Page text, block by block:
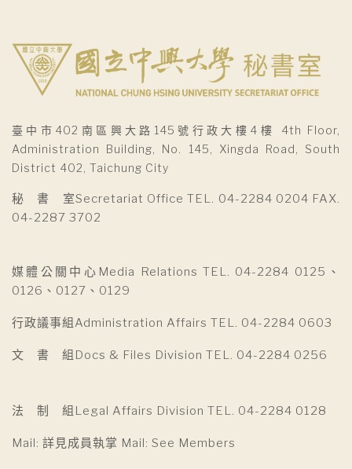
臺中市402南區興大路145號行政大樓4樓 4th Floor,
Administration Building, No. 145, Xingda Road, South
District 402, Taichung City
秘 書 室Secretariat Office TEL. 04-2284 0204 FAX.
04-2287 3702
媒體公關中心Media Relations TEL. 04-2284 0125、
0126、0127、0129
行政議事組Administration Affairs TEL. 04-2284 0603
文 書 組Docs & Files Division TEL. 04-2284 0256
法 制 組Legal Affairs Division TEL. 04-2284 0128
Mail: 詳見成員執掌 Mail: See Members